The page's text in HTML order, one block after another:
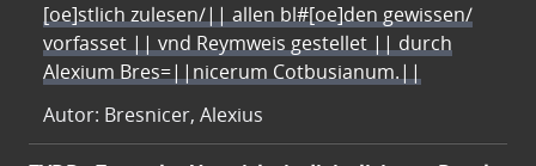
[oe]stlich zulesen/|| allen bl#[oe]den gewissen/
vorfasset || vnd Reymweis gestellet || durch
Alexium Bres=||nicerum Cotbusianum.||
Autor: Bresnicer, Alexius